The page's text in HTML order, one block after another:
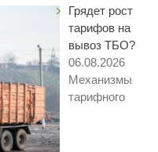
Грядет рост
тарифов на
вывоз ТБО?
06.08.2026
Механизмы
тарифного